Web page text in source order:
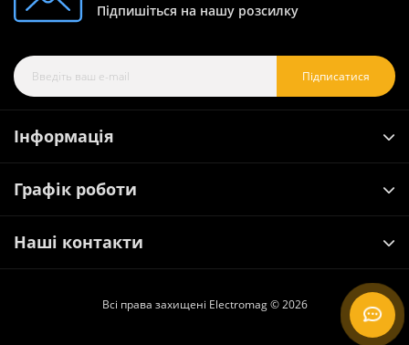
Підпишіться на нашу розсилку
Підписатися
Інформація
Графік роботи
Наші контакти
Всі права захищені Electromag © 2026